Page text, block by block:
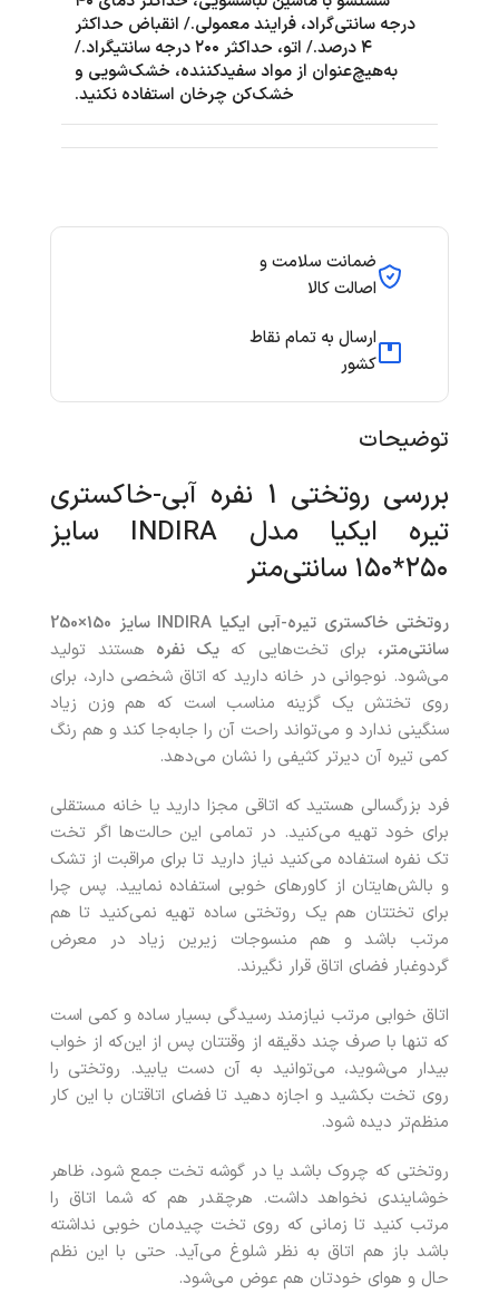
ضمانت سلامت و
اصالت کالا
ارسال به تمام نقاط
کشور
توضیحات
بررسی روتختی 1 نفره آبی-خاکستری
تیره ایکیا مدل INDIRA سایز
۲۵۰*۱۵۰ سانتی‌متر
روتختی خاکستری تیره-آبی ایکیا INDIRA سایز 150×250
سانتی‌متر، برای تخت‌هایی که یک‌ نفره هستند تولید
می‌شود. نوجوانی در خانه دارید که اتاق شخصی دارد، برای
روی تختش یک گزینه مناسب است که هم وزن زیاد
سنگینی ندارد و می‌تواند راحت آن را جابه‌جا کند و هم رنگ
کمی تیره آن دیرتر کثیفی را نشان می‌دهد.
فرد بزرگسالی هستید که اتاقی مجزا دارید یا خانه مستقلی
برای خود تهیه می‌کنید. در تمامی این حالت‌ها اگر تخت
تک‌ نفره استفاده می‌کنید نیاز دارید تا برای مراقبت از تشک
و بالش‌هایتان از کاورهای خوبی استفاده نمایید. پس چرا
برای تختتان هم یک روتختی ساده تهیه نمی‌کنید تا هم
مرتب باشد و هم منسوجات زیرین زیاد در معرض
گردوغبار فضای اتاق قرار نگیرند.
اتاق خوابی مرتب نیازمند رسیدگی بسیار ساده و کمی است
که تنها با صرف چند دقیقه از وقتتان پس از این‌که از خواب
بیدار می‌شوید، می‌توانید به آن دست یابید. روتختی را
روی تخت بکشید و اجازه دهید تا فضای اتاقتان با این کار
منظم‌تر دیده شود.
روتختی که چروک باشد یا در گوشه تخت جمع شود، ظاهر
خوشایندی نخواهد داشت. هرچقدر هم که شما اتاق را
مرتب کنید تا زمانی که روی تخت چیدمان خوبی نداشته
باشد باز هم اتاق به نظر شلوغ می‌آید. حتی با این نظم
حال و هوای خودتان هم عوض می‌شود.
درجه سانتی‌گراد، فرایند معمولی./ انقباض حداکثر
۴ درصد./ اتو، حداکثر ۲۰۰ درجه سانتیگراد./
به‌هیچ‌عنوان از مواد سفیدکننده، خشک‌شویی و
خشک‌کن چرخان استفاده نکنید.